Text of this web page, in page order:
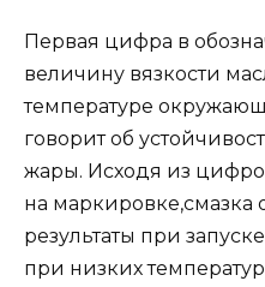
Первая цифра в
величину вязкости
температуре
говорит об
жары. Исходя из
на маркировке,смазка
результаты при
при низких